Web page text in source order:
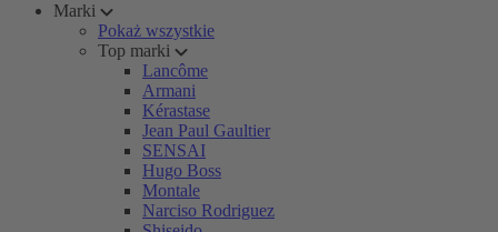
Marki
Pokaż wszystkie
Top marki
Lancôme
Armani
Kérastase
Jean Paul Gaultier
SENSAI
Hugo Boss
Montale
Narciso Rodriguez